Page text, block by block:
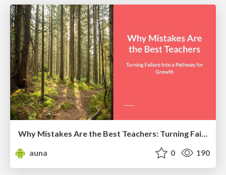
Why Mistakes Are the Best Teachers: Turning Failure into a Pathway for Growth
auna
0 190